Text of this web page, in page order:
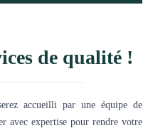
de qualité !
accueilli par une équipe de
avec expertise pour rendre votre